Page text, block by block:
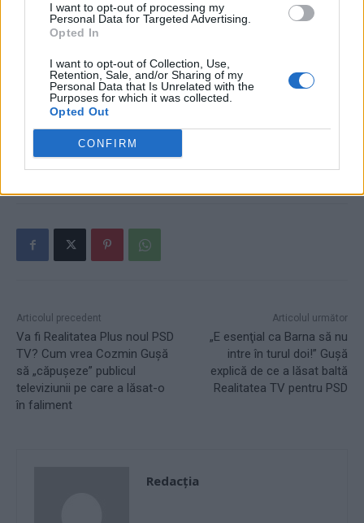
I want to opt-out of processing my
Personal Data for Targeted Advertising.
Opted In
I want to opt-out of Collection, Use,
Retention, Sale, and/or Sharing of my
Personal Data that Is Unrelated with the
Purposes for which it was collected.
Opted Out
CONFIRM
- Advertisement -
Dana Budeanu
PSD
spital copii
Articolul precedent
Va fi Realitatea Plus noul PSD
TV? Cum vrea Cozmin Guşă
să „căpuşeze” publicul
televiziunii pe care a lăsat-o
în faliment
Articolul următor
„E esenţial ca Barna să nu
intre în turul doi!” Guşă
explică de ce a lăsat baltă
Realitatea TV pentru PSD
Redacţia